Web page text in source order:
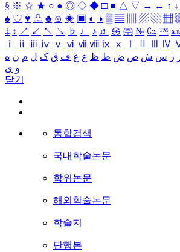
§ ※ ☆ ★ ○ ● ◎ ◇ ◆ □ ■ △ ▽ → ← ↑ ↓
♠ ♡ ♥ ♧ ♣ ⊙ ◈ ▣ ◐ ◑ ▒ ▤ ▨ ▧ ▦
‡ ↕ ↗ ↙ ↖ ↘ ♭ ♩ ♪ ♬ ㉿ ㈜ № ㏇ ™ ㏂
ⅰ
ⅱ ⅲ ⅳ ⅴ ⅵ ⅶ ⅷ ⅸ ⅹ Ⅳ
ز س ش ص ض ط ظ ع غ ف ق ک ل م ن ه
و ی
닫기
통합검색
국내학술논문
학위논문
해외학술논문
학술지
단행본